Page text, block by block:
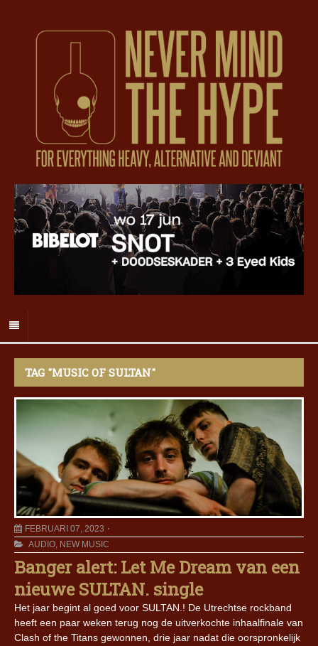
TAG "MUSIC OF SULTAN"
FEBRUARI 07, 2023
AUDIO, NEW MUSIC
Banger alert: Let Me Dream van een
nieuwe SULTAN. single
Het jaar begint al goed voor SULTAN.! De Utrechtse rockband
heeft een paar weken terug nog de uitverkochte inhaalfinale van
Clash of the Titans gewonnen, drie jaar nadat die oorspronkelijk